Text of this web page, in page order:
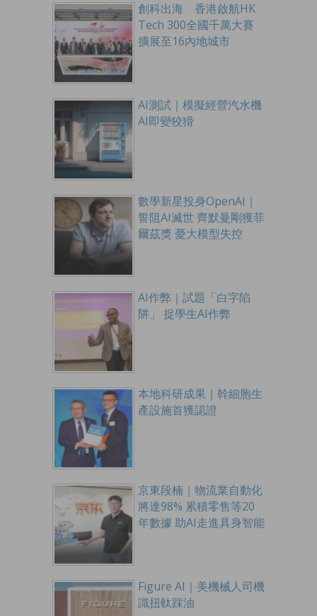
創科出海 香港啟航HK
Tech 300全國千萬大賽
擴展至16內地城市
AI測試｜模擬經營汽水機
AI即變狡猾
數學新星投身OpenAI｜
誓阻AI滅世 齊默曼剛獲菲
爾茲獎 憂大模型失控
AI作弊｜試題「白字陷
阱」 捉學生AI作弊
本地科研成果｜幹細胞生
產設施首獲認證
京東段楠｜物流業自動化
將達98% 累積零售等20
年數據 助AI走進具身智能
Figure AI｜美機械人司機
識扭軚踩油